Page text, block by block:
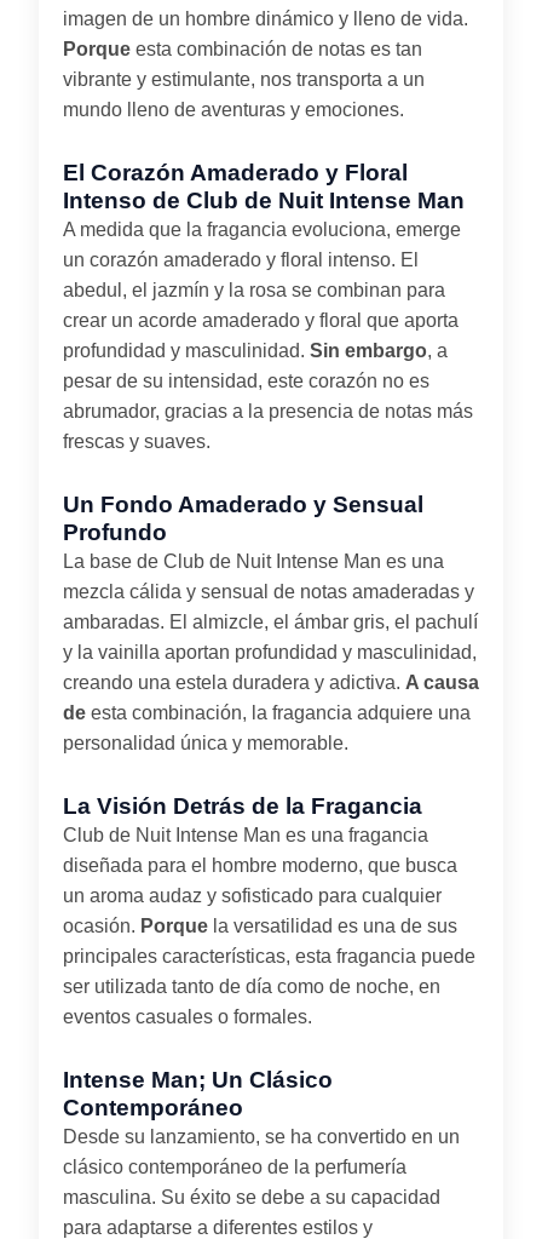
imagen de un hombre dinámico y lleno de vida.
Porque esta combinación de notas es tan
vibrante y estimulante, nos transporta a un
mundo lleno de aventuras y emociones.
El Corazón Amaderado y Floral
Intenso de Club de Nuit Intense Man
A medida que la fragancia evoluciona, emerge
un corazón amaderado y floral intenso. El
abedul, el jazmín y la rosa se combinan para
crear un acorde amaderado y floral que aporta
profundidad y masculinidad. Sin embargo, a
pesar de su intensidad, este corazón no es
abrumador, gracias a la presencia de notas más
frescas y suaves.
Un Fondo Amaderado y Sensual
Profundo
La base de Club de Nuit Intense Man es una
mezcla cálida y sensual de notas amaderadas y
ambaradas. El almizcle, el ámbar gris, el pachulí
y la vainilla aportan profundidad y masculinidad,
creando una estela duradera y adictiva. A causa
de esta combinación, la fragancia adquiere una
personalidad única y memorable.
La Visión Detrás de la Fragancia
Club de Nuit Intense Man es una fragancia
diseñada para el hombre moderno, que busca
un aroma audaz y sofisticado para cualquier
ocasión. Porque la versatilidad es una de sus
principales características, esta fragancia puede
ser utilizada tanto de día como de noche, en
eventos casuales o formales.
Intense Man; Un Clásico
Contemporáneo
Desde su lanzamiento, se ha convertido en un
clásico contemporáneo de la perfumería
masculina. Su éxito se debe a su capacidad
para adaptarse a diferentes estilos y